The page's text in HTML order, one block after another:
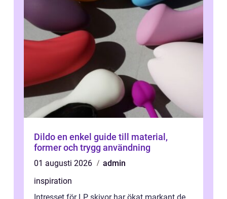
Dildo en enkel guide till material,
former och trygg användning
01 augusti 2026
admin
inspiration
Intresset för LP skivor har ökat markant de